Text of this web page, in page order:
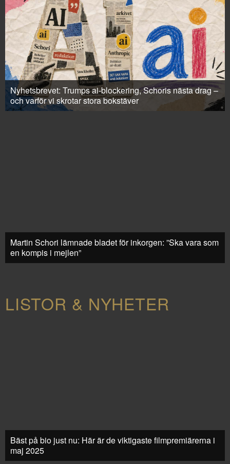
Nyhetsbrevet: Trumps ai-blockering, Schoris nästa drag –
och varför vi skrotar stora bokstäver
Martin Schori lämnade bladet för inkorgen: ”Ska vara som
en kompis i mejlen”
LISTOR & NYHETER
Bäst på bio just nu: Här är de viktigaste filmpremiärerna i
maj 2025